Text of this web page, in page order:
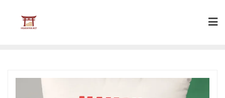
content